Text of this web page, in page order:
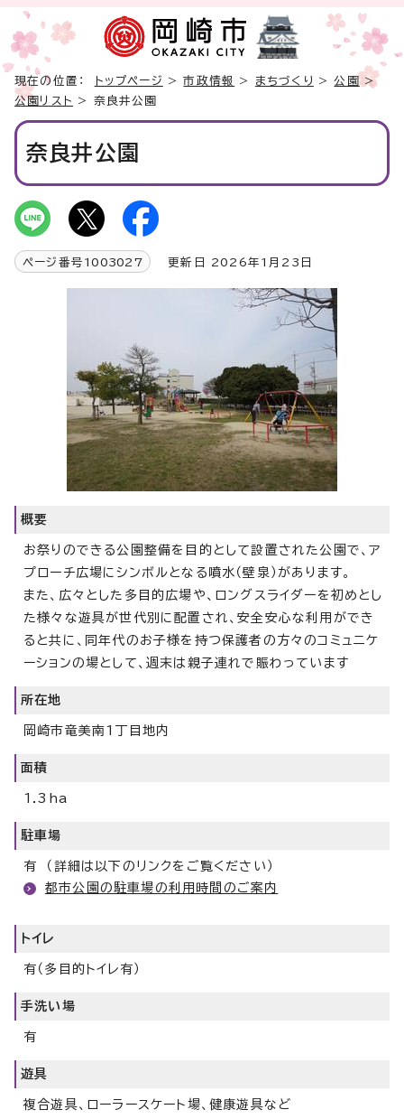
現在の位置： トップページ >市政情報 > まちづくり >公園>
公園リスト
> 奈良井公園
奈良井公園
ページ番号 1003027 更新日 2026年1月23日
概要
お祭りのできる公園整備を目的として設置された公園で、ア
プローチ広場にシンボルとなる噴水（壁泉）があります。
また、広々とした多目的広場や、ロングスライダーを初めとし
た様々な遊具が世代別に配置され、安全安心な利用ができ
ると共に、同年代のお子様を持つ保護者の方々のコミュニケ
ーションの場として、週末は親子連れで賑わっています
所在地
岡崎市竜美南1丁目地内
面積
1.3ha
駐車場
有 （詳細は以下のリンクをご覧ください）
都市公園の駐車場の利用時間のご案内
トイレ
有（多目的トイレ有）
手洗い場
有
遊具
複合遊具、ローラースケート場、健康遊具など